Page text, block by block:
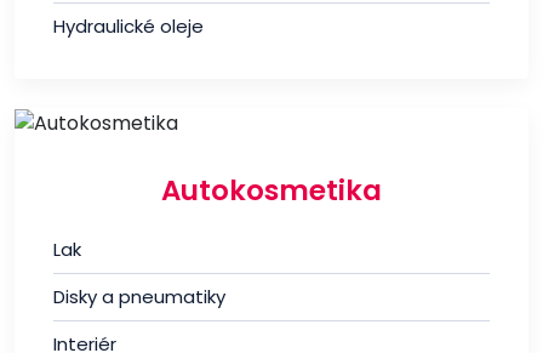
Hydraulické oleje
Autokosmetika
Lak
Disky a pneumatiky
Interiér